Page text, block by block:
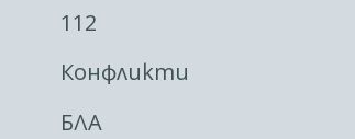
112
Конфликти
БЛА